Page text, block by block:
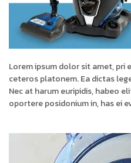
Lorem ipsum dolor sit amet, pri
ceteros platonem. Ea dictas
Nec at harum euripidis, habeo
oportere posidonium in, has ei